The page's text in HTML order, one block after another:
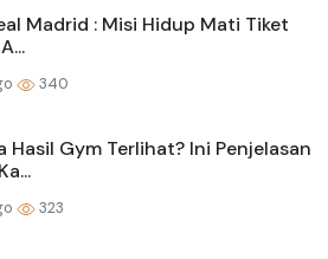
Madrid : Misi Hidup Mati Tiket
340
Hasil Gym Terlihat? Ini Penjelasan
323